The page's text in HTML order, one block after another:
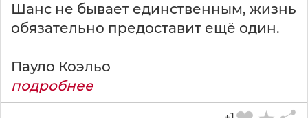
Шанс не бывает единственным, жизнь
обязательно предоставит ещё один.
Пауло Коэльо
подробнее